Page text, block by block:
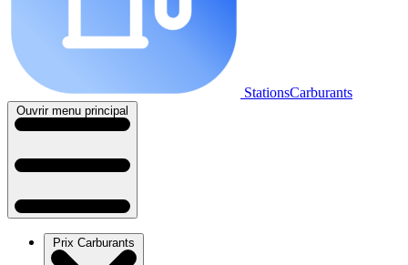
StationsCarburants
Ouvrir menu principal
Prix Carburants